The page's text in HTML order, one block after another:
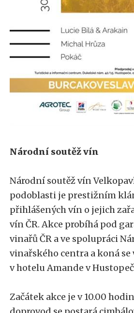
Národní soutěž vín
Národní soutěž vín
podoblasti je prestižním
přihlášených vín o jejich
vín ČR. Akce probíhá pod
vinařů ČR a ve spolupráci
vinařského centra a koná se
v hotelu Amande v
Začátek akce je v 10.00